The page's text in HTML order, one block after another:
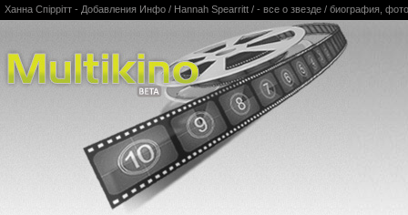
Multikino
Ханна Спіррітт - Добавления Инфо / Hannah Spearritt / - все о звезде / биография,